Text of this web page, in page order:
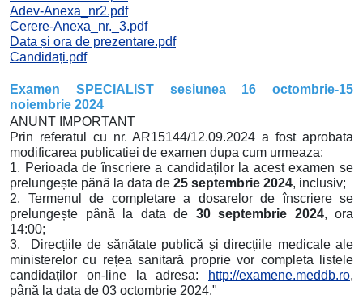
Adev-Anexa_nr2.pdf
Cerere-Anexa_nr._3.pdf
Data și ora de prezentare.pdf
Candidați.pdf
Examen SPECIALIST sesiunea 16 octombrie-15
noiembrie 2024
ANUNT IMPORTANT
Prin referatul cu nr. AR15144/12.09.2024 a fost aprobata
modificarea publicatiei de examen dupa cum urmeaza:
1. Perioada de înscriere a candidaților la acest examen se
prelungește pănă la data de 25 septembrie 2024, inclusiv;
2. Termenul de completare a dosarelor de înscriere se
prelungește până la data de 30 septembrie 2024, ora
14:00;
3. Direcțiile de sănătate publică și direcțiile medicale ale
ministerelor cu rețea sanitară proprie vor completa listele
candidaților on-line la adresa:
http://examene.meddb.ro,
până la data de 03 octombrie 2024."